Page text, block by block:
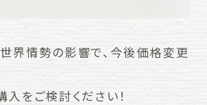
界情勢の影響で、今後価格変更
をご検討ください！